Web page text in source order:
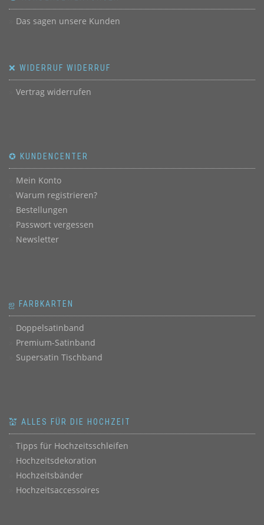
Das sagen unsere Kunden
❌ WIDERRUF WIDERRUF
Vertrag widerrufen
✪ KUNDENCENTER
Mein Konto
Warum registrieren?
Bestellungen
Passwort vergessen
Newsletter
ஐ FARBKARTEN
Doppelsatinband
Premium-Satinband
Supersatin Tischband
💒 ALLES FÜR DIE HOCHZEIT
Tipps für Hochzeitsschleifen
Hochzeitsdekoration
Hochzeitsbänder
Hochzeitsaccessoires